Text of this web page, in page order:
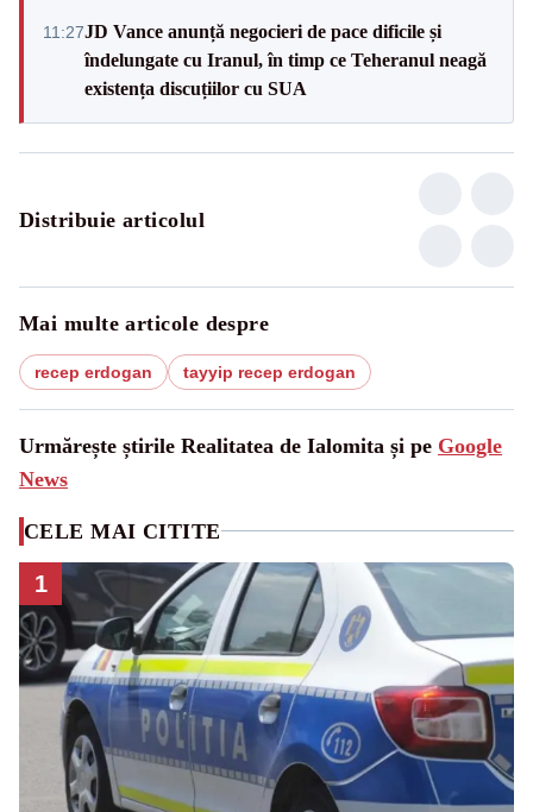
11:27JD Vance anunță negocieri de pace dificile și
îndelungate cu Iranul, în timp ce Teheranul neagă
existența discuțiilor cu SUA
Distribuie articolul
Mai multe articole despre
recep erdogan tayyip recep erdogan
Urmărește știrile Realitatea de Ialomita și pe Google
News
CELE MAI CITITE
1